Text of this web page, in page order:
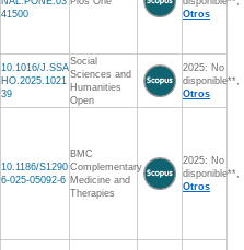
41500
Otros
10.1016/J.SSA
HO.2025.1021
39
Social
Sciences and
Humanities
Open
2025: No
disponible**,
Otros
10.1186/S1290
6-025-05092-6
BMC
Complementary
Medicine and
Therapies
2025: No
disponible**,
Otros